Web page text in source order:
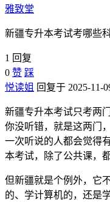
雅致堂
新疆专升本考试考哪些
1 回复
0 赞 踩
悦读姐 回复于 2025-11-
新疆专升本考试只考两
你没听错，就是这两门
一次听说的人都会觉得
本考试，除了公共课，
但新疆就是个例外，它
的、学计算机的，还是